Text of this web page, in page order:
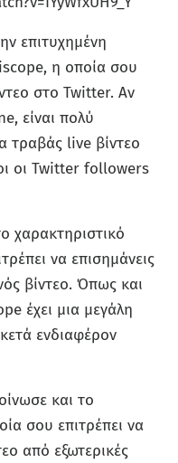
επιτυχημένη
η οποία σου
στο Twitter. Αν
είναι πολύ
τραβάς live βίντεο
οι Twitter followers
χαρακτηριστικό
να επισημάνεις
βίντεο. Όπως και
έχει μια μεγάλη
ενδιαφέρον
και το
σου επιτρέπει να
από εξωτερικές